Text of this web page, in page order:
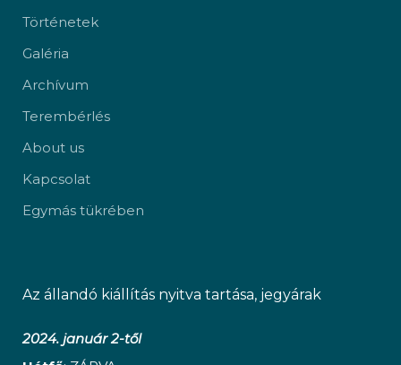
Történetek
Galéria
Archívum
Terembérlés
About us
Kapcsolat
Egymás tükrében
Az állandó kiállítás nyitva tartása, jegyárak
2024. január 2-től